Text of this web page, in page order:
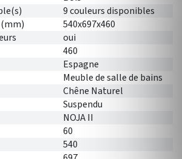
9 couleurs disponibles
540x697x460
oui
460
Espagne
Meuble de salle de bains
Chêne Naturel
Suspendu
NOJA II
60
540